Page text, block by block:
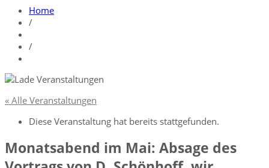
Home
/
/
« Alle Veranstaltungen
Diese Veranstaltung hat bereits stattgefunden.
Monatsabend im Mai: Absage des